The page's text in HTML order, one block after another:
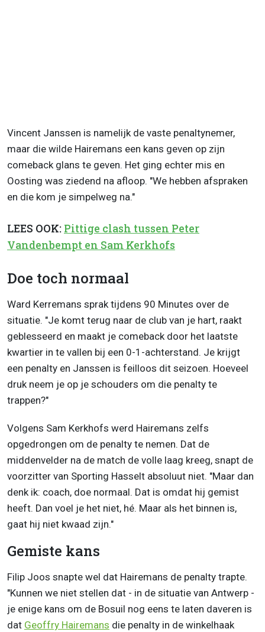
Vincent Janssen is namelijk de vaste penaltynemer,
maar die wilde Hairemans een kans geven op zijn
comeback glans te geven. Het ging echter mis en
Oosting was ziedend na afloop. "We hebben afspraken
en die kom je simpelweg na."
LEES OOK: Pittige clash tussen Peter
Vandenbempt en Sam Kerkhofs
Doe toch normaal
Ward Kerremans sprak tijdens 90 Minutes over de
situatie. "Je komt terug naar de club van je hart, raakt
geblesseerd en maakt je comeback door het laatste
kwartier in te vallen bij een 0-1-achterstand. Je krijgt
een penalty en Janssen is feilloos dit seizoen. Hoeveel
druk neem je op je schouders om die penalty te
trappen?"
Volgens Sam Kerkhofs werd Hairemans zelfs
opgedrongen om de penalty te nemen. Dat de
middenvelder na de match de volle laag kreeg, snapt de
voorzitter van Sporting Hasselt absoluut niet. "Maar dan
denk ik: coach, doe normaal. Dat is omdat hij gemist
heeft. Dan voel je het niet, hé. Maar als het binnen is,
gaat hij niet kwaad zijn."
Gemiste kans
Filip Joos snapte wel dat Hairemans de penalty trapte.
"Kunnen we niet stellen dat - in de situatie van Antwerp -
je enige kans om de Bosuil nog eens te laten daveren is
dat Geoffry Hairemans die penalty in de winkelhaak